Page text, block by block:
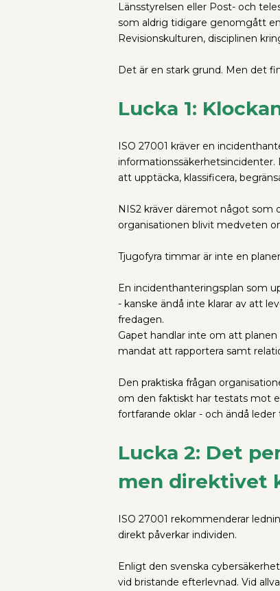
Länsstyrelsen eller Post- och
som aldrig tidigare genomgått
Revisionskulturen, disciplinen
Det är en stark grund. Men det
Lucka 1:
ISO 27001 kräver en
att upptäcka, klassificera,
NIS2 kräver däremot något som
organisationen blivit medveten
Tjugofyra timmar är inte en
En incidenthanteringsplan som
- kanske ändå inte klarar av att
fredagen.
Gapet handlar inte om att
mandat att rapportera samt
Den praktiska frågan
om den faktiskt har testats mot
fortfarande oklar - och ändå
Lucka 2: Det
men direktivet
ISO 27001 rekommenderar
direkt påverkar individen.
Enligt den svenska
vid bristande efterlevnad. Vid